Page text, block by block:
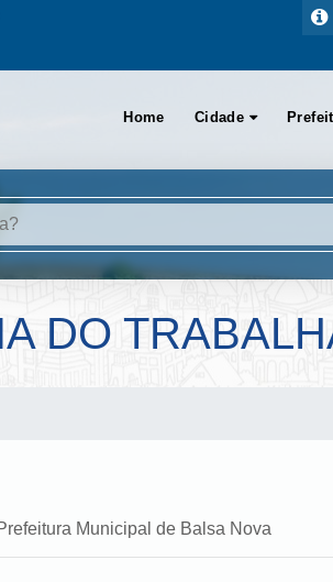
Home Cidade
DO
Municipal de Balsa Nova